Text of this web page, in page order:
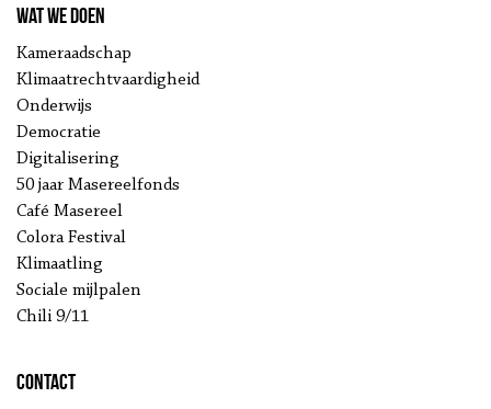
Wat we doen
Kameraadschap
Klimaatrechtvaardigheid
Onderwijs
Democratie
Digitalisering
50 jaar Masereelfonds
Café Masereel
Colora Festival
Klimaatling
Sociale mijlpalen
Chili 9/11
Contact